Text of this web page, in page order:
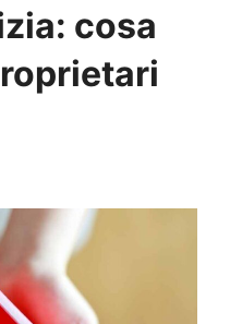
cosa